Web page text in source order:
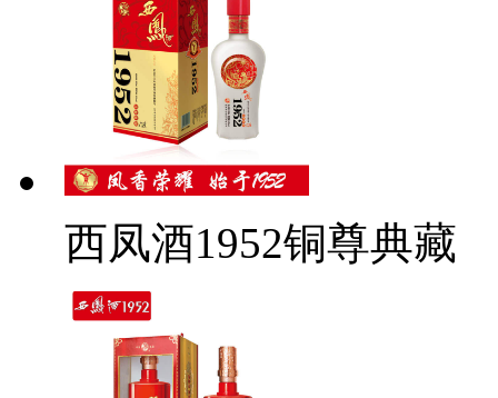
西凤酒1952铜尊典藏